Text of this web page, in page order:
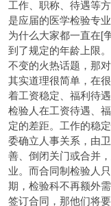
工作、职称、待遇等
是应届的医学检验专
为什么大家都一直在[
到了规定的年龄上限
不变的火热话题，那
其实道理很简单，在
着工资稳定、福利待
检验人在工资待遇、
定的差距。工作的稳
委确立人事关系，由
善、倒闭关门或合并
业。而合同制检验人
期，检验科不再额外
签订合同，那他们将